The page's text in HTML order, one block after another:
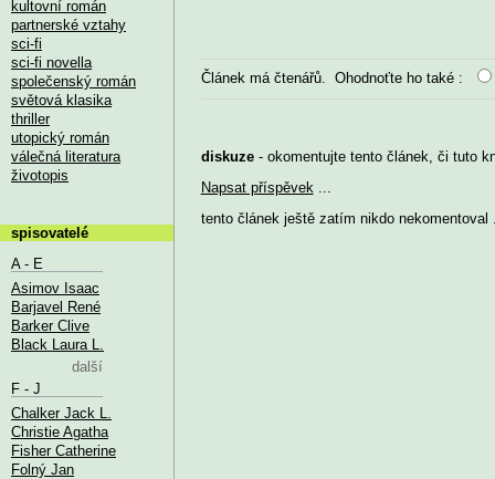
Článek má čtenářů. Ohodnoťte ho také :
diskuze- okomentujte tento článek, či tuto
Napsat příspěvek
tento článek ještě zatím nikdo nekomentoval
kultovní román
partnerské vztahy
sci-fi
sci-fi novella
společenský román
světová klasika
thriller
utopický román
válečná literatura
životopis
spisovatelé
A - E
Asimov Isaac
Barjavel René
Barker Clive
Black Laura L.
další
F - J
Chalker Jack L.
Christie Agatha
Fisher Catherine
Folný Jan